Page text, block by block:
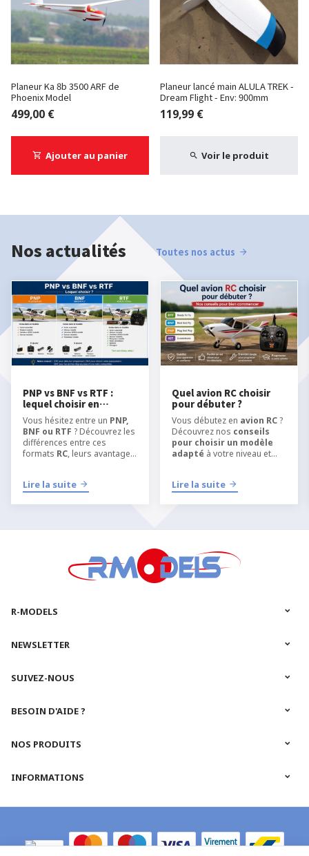
Planeur Ka 8b 3500 ARF de
Phoenix Model
499,00 €
Ajouter au panier
Planeur lancé main ALULA TREK -
Dream Flight - Env: 900mm
119,99 €
Voir le produit
Nos actualités Toutes nos actus
PNP vs BNF vs RTF :
lequel choisir en
modélisme RC ?
Vous hésitez entre un PNP,
BNF ou RTF ? Découvrez les
différences entre ces
formats RC, leurs avantages
équipement et votre manière
Lire la suite
Quel avion RC choisir
pour débuter ?
Vous débutez en avion RC?
Découvrez nos conseils
pour choisir un modèle
adapté à votre niveau et
les meilleures conditions.
Lire la suite
NEWSLETTER
SUIVEZ-NOUS
R-MODELS
BESOIN D'AIDE ?
NOS PRODUITS
INFORMATIONS